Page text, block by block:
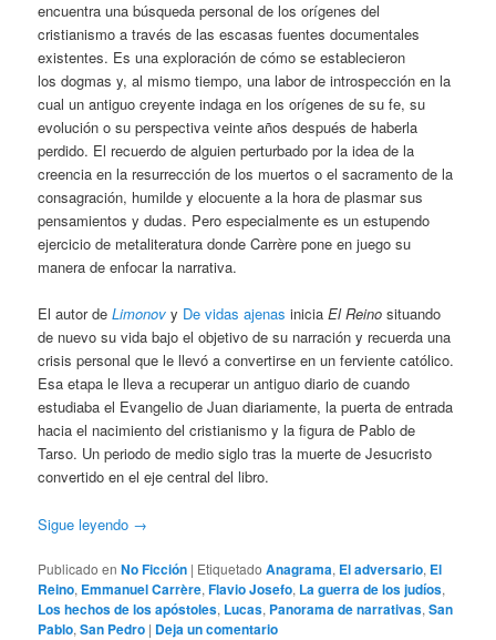
encuentra una búsqueda personal de los orígenes del
cristianismo a través de las escasas fuentes documentales
existentes. Es una exploración de cómo se establecieron
los dogmas y, al mismo tiempo, una labor de introspección en la
cual un antiguo creyente indaga en los orígenes de su fe, su
evolución o su perspectiva veinte años después de haberla
perdido. El recuerdo de alguien perturbado por la idea de la
creencia en la resurrección de los muertos o el sacramento de la
consagración, humilde y elocuente a la hora de plasmar sus
pensamientos y dudas. Pero especialmente es un estupendo
ejercicio de metaliteratura donde Carrère pone en juego su
manera de enfocar la narrativa.
El autor deLimonov y De vidas ajenas iniciaEl Reino situando
de nuevo su vida bajo el objetivo de su narración y recuerda una
crisis personal que le llevó a convertirse en un ferviente católico.
Esa etapa le lleva a recuperar un antiguo diario de cuando
estudiaba el Evangelio de Juan diariamente, la puerta de entrada
hacia el nacimiento del cristianismo y la figura de Pablo de
Tarso. Un periodo de medio siglo tras la muerte de Jesucristo
convertido en el eje central del libro.
Sigue leyendo →
Publicado en No Ficción | Etiquetado Anagrama, El adversario, El
Reino, Emmanuel Carrère,Flavio Josefo, La guerra de los judíos,
Los hechos de los apóstoles, Lucas, Panorama de narrativas,San
Pablo,San Pedro | Deja un comentario